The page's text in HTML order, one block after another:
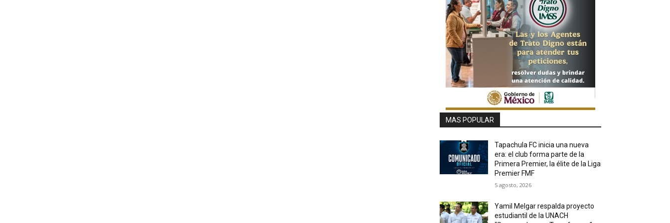
MAS POPULAR
Tapachula FC inicia una nueva
era: el club forma parte de la
Primera Premier, la élite de la Liga
Premier FMF
5 agosto, 2026
Yamil Melgar respalda proyecto
estudiantil de la UNACH